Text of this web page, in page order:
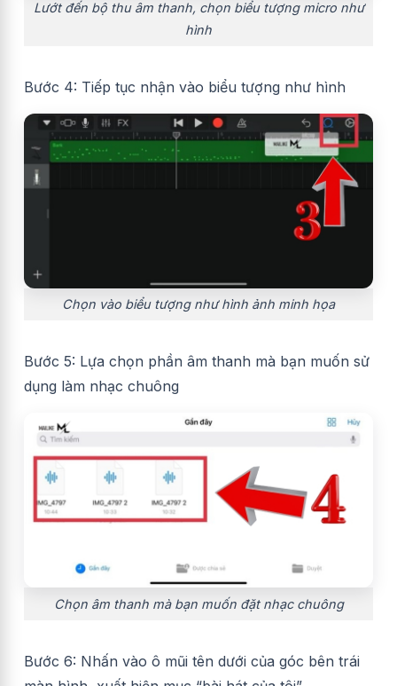
Lướt đến bộ thu âm thanh, chọn biểu tượng micro như
hình
Bước 4: Tiếp tục nhận vào biểu tượng như hình
Chọn vào biểu tượng như hình ảnh minh họa
Bước 5: Lựa chọn phần âm thanh mà bạn muốn sử
dụng làm nhạc chuông
Chọn âm thanh mà bạn muốn đặt nhạc chuông
Bước 6: Nhấn vào ô mũi tên dưới của góc bên trái